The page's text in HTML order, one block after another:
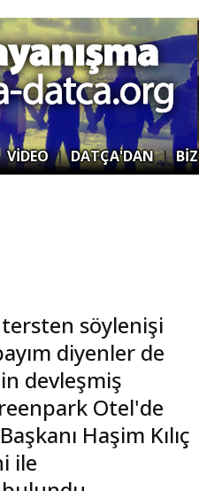
VİDEO|DATÇA'DAN|BİZ
söylenişi
diyenler de
devleşmiş
Otel'de
Haşim Kılıç
ile